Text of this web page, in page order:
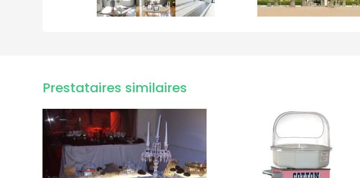
Prestataires similaires